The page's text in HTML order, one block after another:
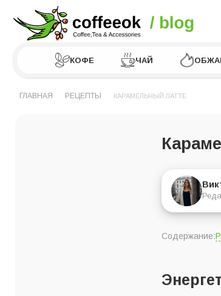
КОФЕ ЧАЙ
ГЛАВНАЯ РЕЦЕПТЫ КАРАМЕЛЬНЫЙ ЛАТТЕ
Содержание: